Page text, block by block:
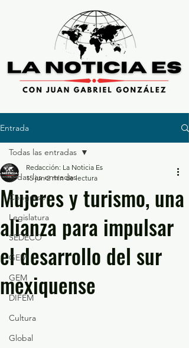
Entrada
Todas las entradas
Congreso
Legislatura
SEDECO
GEM
GEM
DIFEM
Cultura
Global
Todas las entradas
Mujeres y turismo, una
alianza para impulsar
el desarrollo del sur
mexiquense
Redacción: La Noticia Es
15 jun 2 min de lectura